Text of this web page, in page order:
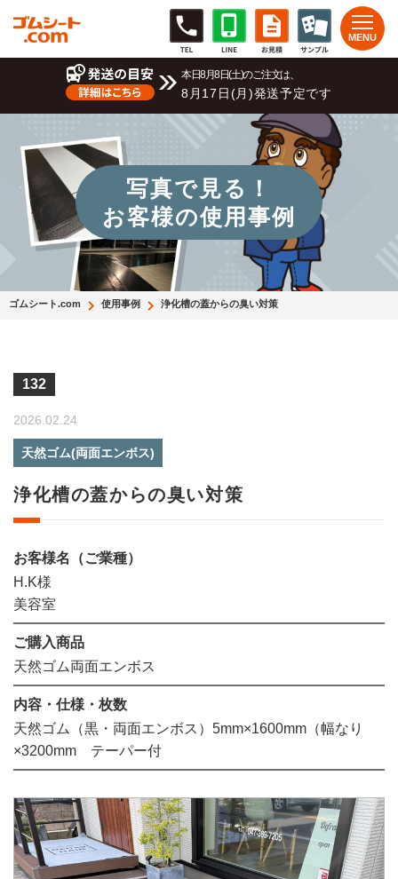
本日8月8日(土)のご注文は、
8月17日(月)発送予定です
写真で見る！
お客様の使用事例
ゴムシート.com 使用事例 浄化槽の蓋からの臭い対策
132
2026.02.24
天然ゴム(両面エンボス)
浄化槽の蓋からの臭い対策
お客様名（ご業種）
H.K様
美容室
ご購入商品
天然ゴム両面エンボス
内容・仕様・枚数
天然ゴム（黒・両面エンボス）5mm×1600mm（幅なり
×3200mm テーパー付